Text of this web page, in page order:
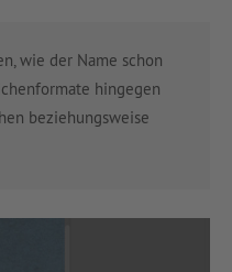
wie der Name schon
hingegen
beziehungsweise